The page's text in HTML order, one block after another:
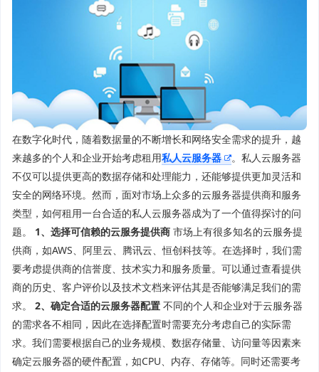
在数字化时代，随着数据量的不断增长和网络安全需求的提升，越
来越多的个人和企业开始考虑租用私人云服务器
。私人云服务器
不仅可以提供更高的数据存储和处理能力，还能够提供更加灵活和
安全的网络环境。然而，面对市场上众多的云服务器提供商和服务
类型，如何租用一台合适的私人云服务器成为了一个值得探讨的问
题。 1、选择可信赖的云服务提供商 市场上有很多知名的云服务提
供商，如AWS、阿里云、腾讯云、恒创科技等。在选择时，我们需
要考虑提供商的信誉度、技术实力和服务质量。可以通过查看提供
商的历史、客户评价以及技术文档来评估其是否能够满足我们的需
求。 2、确定合适的云服务器配置 不同的个人和企业对于云服务器
的需求各不相同，因此在选择配置时需要充分考虑自己的实际需
求。我们需要根据自己的业务规模、数据存储量、访问量等因素来
确定云服务器的硬件配置，如CPU、内存、存储等。同时还需要考